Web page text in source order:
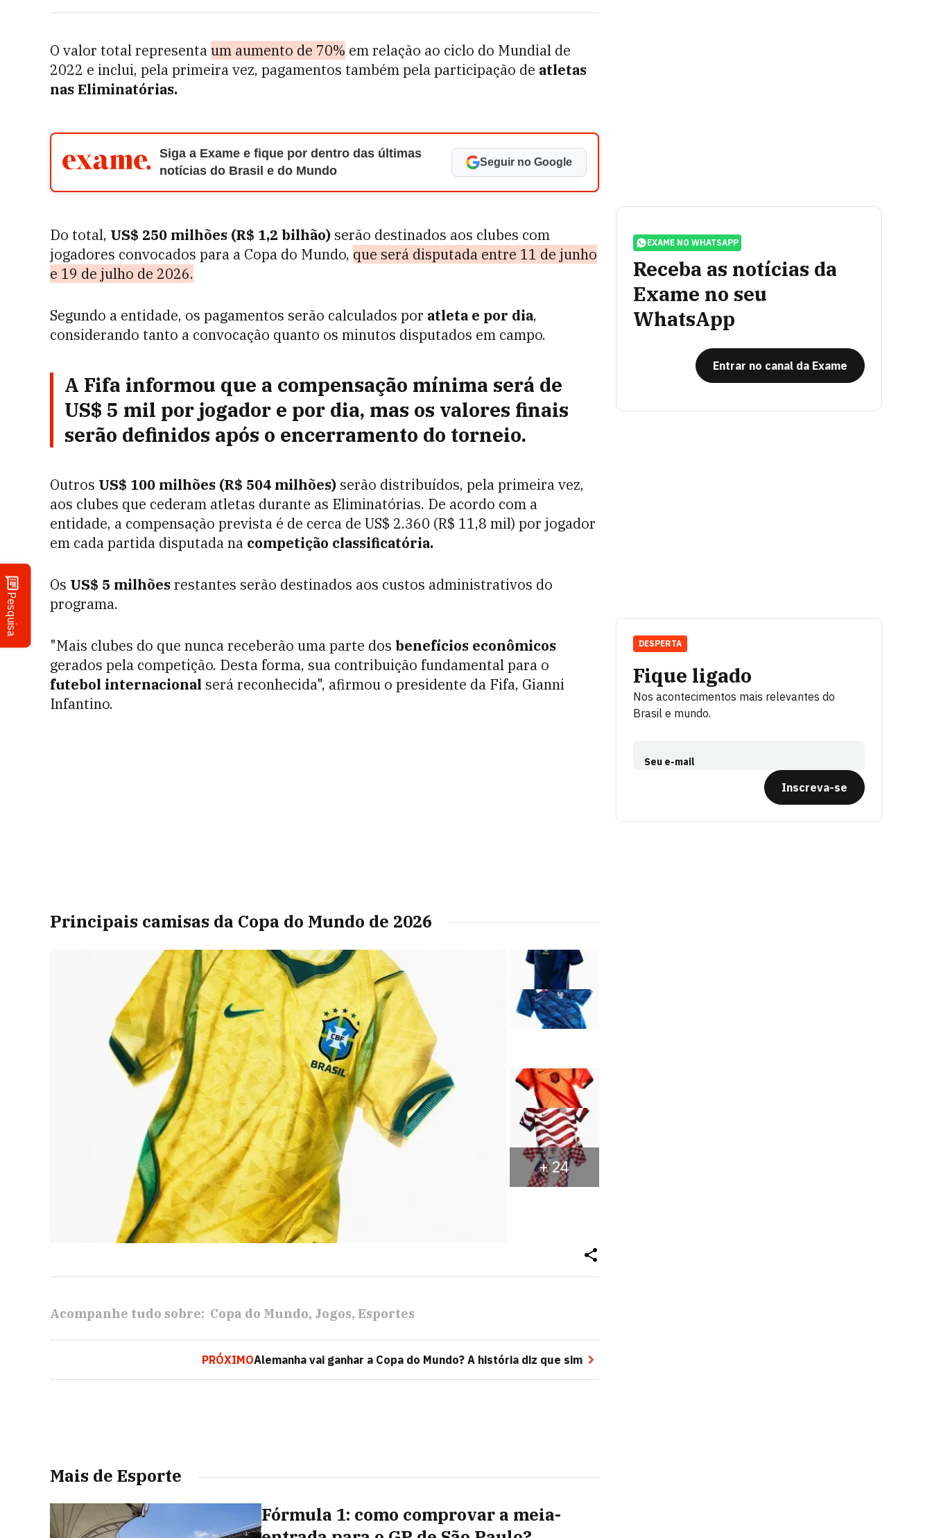
Pesquisa
O valor total representaum aumento de 70% em relação ao ciclo do Mundial de
2022 e inclui, pela primeira vez, pagamentos também pela participação de atletas
nas Eliminatórias.
Siga a Exame e fique por dentro das últimas
notícias do Brasil e do Mundo
Seguir no Google
Do total, US$ 250 milhões (R$ 1,2 bilhão) serão destinados aos clubes com
jogadores convocados para a Copa do Mundo, que será disputada entre 11 de junho
e 19 de julho de 2026.
Segundo a entidade, os pagamentos serão calculados por atleta e por dia,
considerando tanto a convocação quanto os minutos disputados em campo.
A Fifa informou que a compensação mínima será de
US$ 5 mil por jogador e por dia, mas os valores finais
serão definidos após o encerramento do torneio.
Outros US$ 100 milhões (R$ 504 milhões) serão distribuídos, pela primeira vez,
aos clubes que cederam atletas durante as Eliminatórias. De acordo com a
entidade, a compensação prevista é de cerca de US$ 2.360 (R$ 11,8 mil) por jogador
em cada partida disputada na competição classificatória.
Os US$ 5 milhõesrestantes serão destinados aos custos administrativos do
programa.
"Mais clubes do que nunca receberão uma parte dos benefícios econômicos
gerados pela competição. Desta forma, sua contribuição fundamental para o
futebol internacional será reconhecida", afirmou o presidente da Fifa, Gianni
Infantino.
Principais camisas da Copa do Mundo de 2026
+24
Acompanhe tudo sobre: Copa do Mundo Jogos Esportes
PRÓXIMOAlemanha vai ganhar a Copa do Mundo? A história diz que sim
Mais de Esporte
Fórmula 1: como comprovar a meia-
EXAME NO WHATSAPP
Receba as notícias da
Exame no seu
WhatsApp
Entrar no canal da Exame
Fique ligado
Nos acontecimentos mais relevantes do
Brasil e mundo.
Seu e-mail
Inscreva-se
DESPERTA